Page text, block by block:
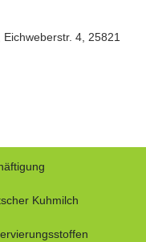
4, 25821
Kuhmilch